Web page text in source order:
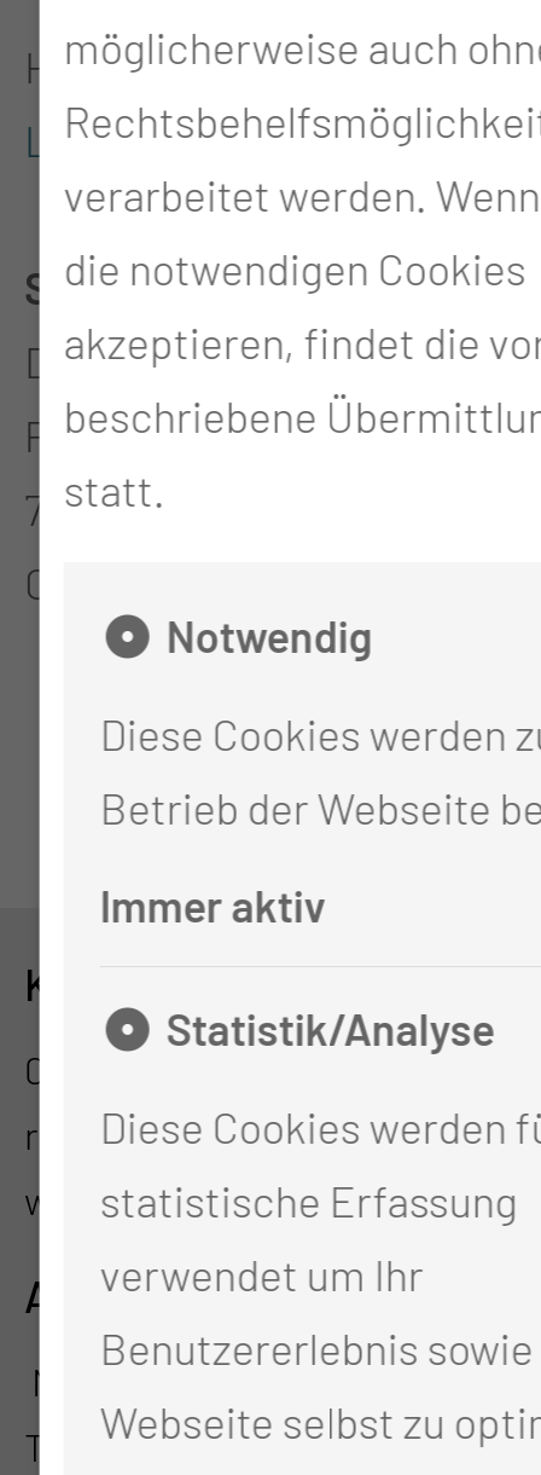
Hier geht es zum Video:
LINK
SAVE THE DATE!
Der 3. Lausitzer
Pflegekongress findet am
7. Mai 2024 wieder in
Cottbus statt.
KONTAKT
0355 46-3860
research@mul-ct.de
www.mul-trs.de
ADRESSE
Medizinischen Universität
Thiemstr. 111
möglicherweise auch
verarbeitet werden.
die notwendigen Cookies
akzeptieren, findet die
beschriebene
statt.
Notwendig
Diese Cookies werden
Betrieb der Webseite
Immer aktiv
Statistik/Analyse
Diese Cookies werden
statistische Erfassung
verwendet um Ihr
Benutzererlebnis
Webseite selbst zu